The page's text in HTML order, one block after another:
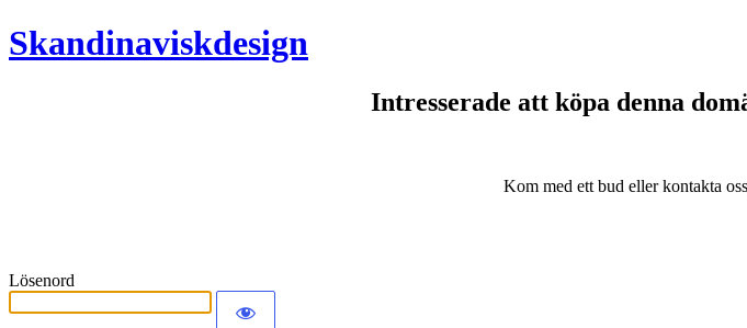
Skandinaviskdesign
Intresserade att köpa denna
Kom med ett bud eller kontakta
Lösenord